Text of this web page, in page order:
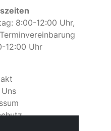
8:00-12:00 Uhr,
12:00 Uhr